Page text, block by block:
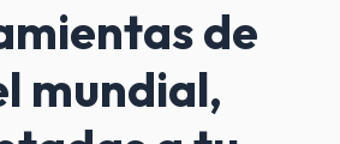
de
mundial,